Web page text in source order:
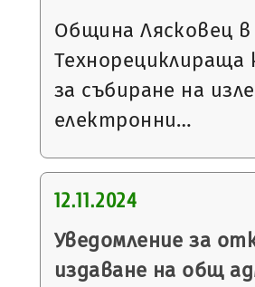
Община Лясковец
Технорециклираща
за събиране на
електронни…
12.11.2024
Уведомление за
издаване на общ